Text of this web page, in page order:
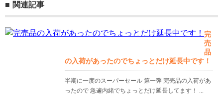
関連記事
完
売
品
の入荷があったのでちょっとだけ延長中です！
半期に一度のスーパーセール 第一弾 完売品の入荷があ
ったので 急遽内緒でちょっとだけ延長してます！ ...